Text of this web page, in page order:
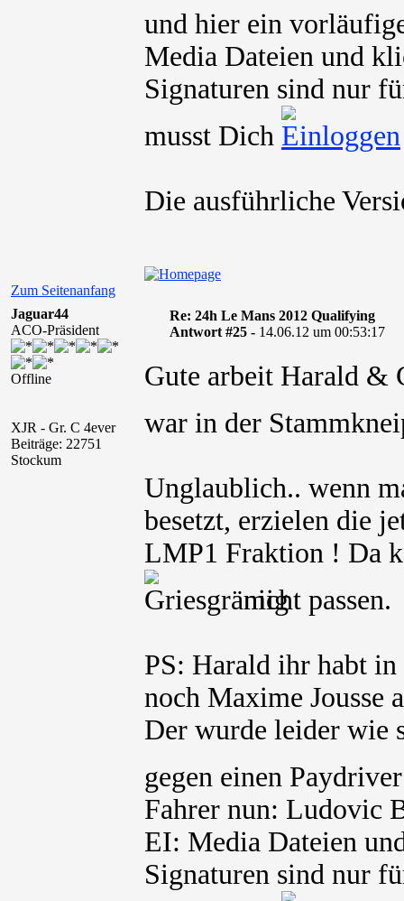
und hier ein
Media Dateien und
Signaturen sind nur
musst Dich
Die ausführliche
Zum Seitenanfang
Jaguar44
ACO-Präsident
Offline
XJR - Gr. C 4ever
Beiträge: 22751
Stockum
Re: 24h Le Mans 2012 Qualifying
Antwort #25 - 14.06.12 um 00:53:17
Gute arbeit Harald
war in der
Unglaublich.. wenn
besetzt, erzielen die
LMP1 Fraktion ! Da
nicht passen.
PS: Harald ihr habt
noch Maxime Jousse
Der wurde leider wie
gegen einen
Fahrer nun: Ludovic
EI: Media Dateien
Signaturen sind nur